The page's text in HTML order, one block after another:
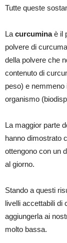
Tutte queste
Lacurcuminaè il
polvere di
della polvere che
contenuto di
peso) e
organismo
La maggior parte
hanno dimostrato
ottengono con un
al giorno.
Stando a questi
livelli accettabili di
aggiungerla ai
molto bassa.